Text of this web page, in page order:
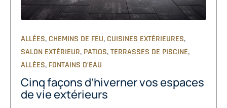
ALLÉES, CHEMINS DE FEU, CUISINES EXTÉRIEURES,
SALON EXTÉRIEUR, PATIOS,TERRASSES DE PISCINE,
ALLÉES, FONTAINS D’EAU
Cinq façons d’hiverner vos espaces
de vie extérieurs